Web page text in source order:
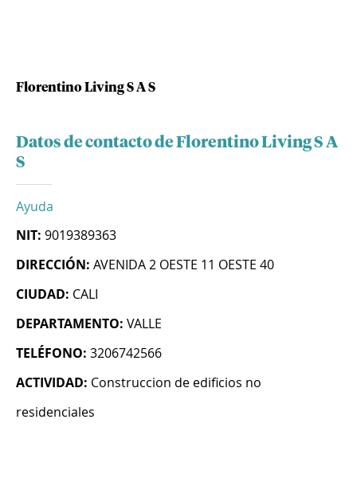
Florentino Living S A S
Datos de contacto de Florentino Living S A
S
Ayuda
NIT: 9019389363
DIRECCIÓN: AVENIDA 2 OESTE 11 OESTE 40
CIUDAD: CALI
DEPARTAMENTO: VALLE
TELÉFONO: 3206742566
ACTIVIDAD: Construccion de edificios no
residenciales